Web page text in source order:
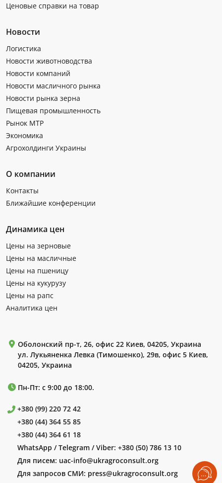
Ценовые справки на товар
Новости
Логистика
Новости животноводства
Новости компаний
Новости масличного рынка
Новости рынка зерна
Пищевая промышленность
Рынок МТР
Экономика
Агрохолдинги Украины
О компании
Контакты
Ближайшие конференции
Динамика цен
Цены на зерновые
Цены на масличные
Цены на пшеницу
Цены на кукурузу
Цены на рапс
Аналитика цен
Оболонский пр-т, 26, офис 22 Киев, 04205, Украина
ул. Лукьяненка Левка (Тимошенко), 29в, офис 5 Киев,
04205, Украина
Пн-Пт: с 9:00 до 18:00.
+380 (99) 220 72 42
+380 (44) 364 55 85
+380 (44) 364 61 18
WhatsApp / Telegram / Viber: +380 (50) 786 13 10
Для писем: uac-info@ukragroconsult.org
Для запросов СМИ: press@ukragroconsult.org